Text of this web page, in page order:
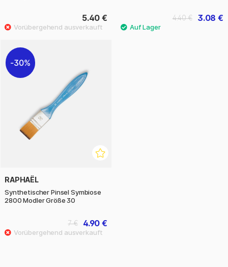
5.40 € 3.08 €
4.40 €
30%
RAPHAËL
Synthetischer Pinsel Symbiose
2800 Modler Größe 30
4.90 €
7 €